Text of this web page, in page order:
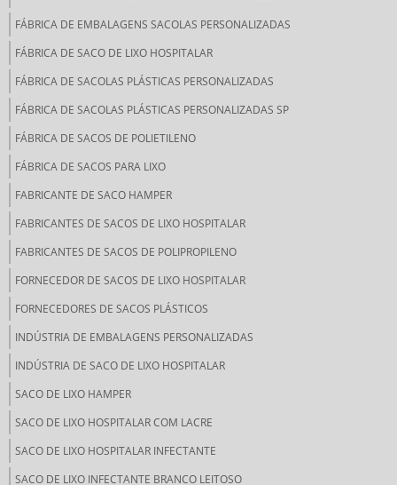
FÁBRICA DE EMBALAGENS SACOLAS PERSONALIZADAS
FÁBRICA DE SACO DE LIXO HOSPITALAR
FÁBRICA DE SACOLAS PLÁSTICAS PERSONALIZADAS
FÁBRICA DE SACOLAS PLÁSTICAS PERSONALIZADAS SP
FÁBRICA DE SACOS DE POLIETILENO
FÁBRICA DE SACOS PARA LIXO
FABRICANTE DE SACO HAMPER
FABRICANTES DE SACOS DE LIXO HOSPITALAR
FABRICANTES DE SACOS DE POLIPROPILENO
FORNECEDOR DE SACOS DE LIXO HOSPITALAR
FORNECEDORES DE SACOS PLÁSTICOS
INDÚSTRIA DE EMBALAGENS PERSONALIZADAS
INDÚSTRIA DE SACO DE LIXO HOSPITALAR
SACO DE LIXO HAMPER
SACO DE LIXO HOSPITALAR COM LACRE
SACO DE LIXO HOSPITALAR INFECTANTE
SACO DE LIXO INFECTANTE BRANCO LEITOSO